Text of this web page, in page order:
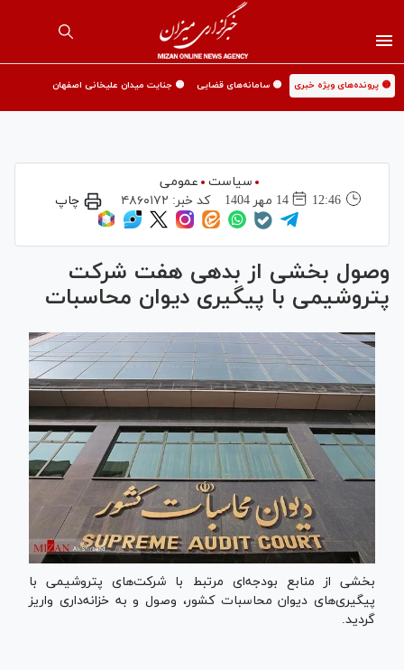
🟡 پرونده‌های ویژه خبری 🟡 سامانه‌های قضایی 🟡 جنایت میدان علیخانی اصفهان
سیاست
عمومی
12:46
14 مهر 1404 کد خبر: ۴۸۶۰۱۷۲ چاپ
وصول بخشی از بدهی هفت شرکت
پتروشیمی با پیگیری دیوان محاسبات
بخشی از منابع بودجه‌ای مرتبط با شرکت‌های پتروشیمی با
پیگیری‌های دیوان محاسبات کشور، وصول و به خزانه‌داری واریز
گردید.